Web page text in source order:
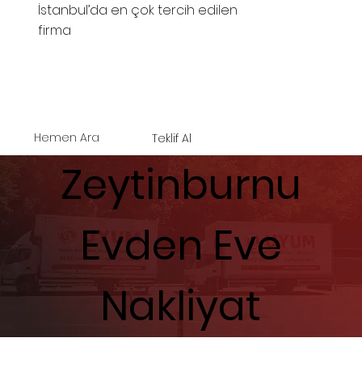
İstanbul’da en çok tercih edilen
firma
Hemen Ara Teklif Al
Zeytinburnu
Evden Eve
Nakliyat